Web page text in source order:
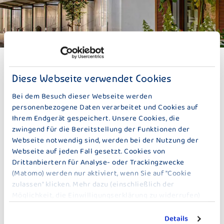
Diese Webseite verwendet Cookies
Bei dem Besuch dieser Webseite werden
personenbezogene Daten verarbeitet und Cookies auf
Ihrem Endgerät gespeichert. Unsere Cookies, die
zwingend für die Bereitstellung der Funktionen der
Webseite notwendig sind, werden bei der Nutzung der
Webseite auf jeden Fall gesetzt. Cookies von
Drittanbiertern für Analyse- oder Trackingzwecke
(Matomo) werden nur aktiviert, wenn Sie auf "Cookie
zulassen" klicken. Mehr dazu (einschließlich der
Möglichkeit, die Einwilligungserklärung zu widerrufen)
Details
PURISMUS
ES BRAUCHT NICHT VIEL
ABER GUTES
Wichtig ist, was drin ist. Noch wichtiger, was nicht.
Ein Leben im Einklang mit der Natur bedeutet für uns bei
Bauer vor allem die seit vielen Jahren partnerschaftliche
Verbundenheit mit unseren Bauern aus der Alpenvorland
Region. Nur dank ihnen war es uns möglich, unseren Weg
weiterzugehen und einen Meilenstein nach dem anderen zu
Dabei steht ein bewusster Umgang mit Zutaten für uns im